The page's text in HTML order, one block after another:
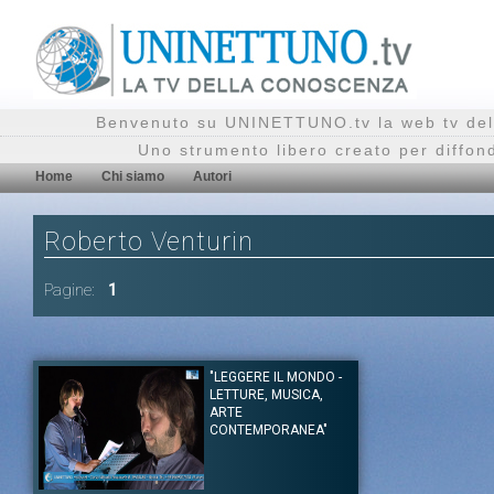
Benvenuto su UNINETTUNO.tv la web tv
Uno strumento libero creato per
Home Chi siamo Autori
Roberto Venturin
Pagine: 1
"LEGGERE IL MONDO -
LETTURE, MUSICA,
ARTE
CONTEMPORANEA"